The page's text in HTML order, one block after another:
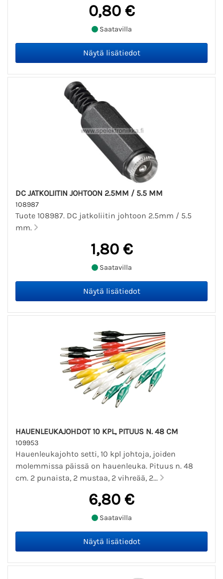
0,80 €
Saatavilla
DC JATKOLIITIN JOHTOON 2.5MM / 5.5 MM
108987
Tuote 108987. DC jatkoliitin johtoon 2.5mm / 5.5
mm.
1,80 €
Saatavilla
HAUENLEUKAJOHDOT 10 KPL, PITUUS N. 48 CM
109953
Hauenleukajohto setti, 10 kpl johtoja, joiden
molemmissa päissä on hauenleuka. Pituus n. 48
cm. 2 punaista, 2 mustaa, 2 vihreää, 2...
6,80 €
Saatavilla